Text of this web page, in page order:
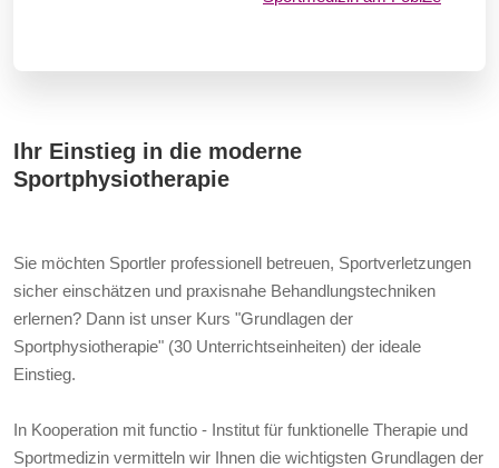
Ihr Einstieg in die moderne
Sportphysiotherapie
Sie möchten Sportler professionell betreuen, Sportverletzungen
sicher einschätzen und praxisnahe Behandlungstechniken
erlernen? Dann ist unser Kurs "Grundlagen der
Sportphysiotherapie" (30 Unterrichtseinheiten) der ideale
Einstieg.
In Kooperation mit functio - Institut für funktionelle Therapie und
Sportmedizin vermitteln wir Ihnen die wichtigsten Grundlagen der